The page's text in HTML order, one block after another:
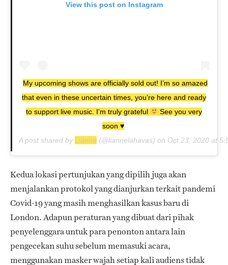
View this post on Instagram
My upcoming shows are officially sold out! I’m so amazed
that even in these uncertain times, you’re here and ready
to support live music. I’m truly grateful
See you very
soon ♥️
A post shared by Lianne (@liannelahavas) on Oct 23, 2020 at
Kedua lokasi pertunjukan yang dipilih juga akan
menjalankan protokol yang dianjurkan terkait pandemi
Covid-19 yang masih menghasilkan kasus baru di
London. Adapun peraturan yang dibuat dari pihak
penyelenggara untuk para penonton antara lain
pengecekan suhu sebelum memasuki acara,
menggunakan masker wajah setiap kali audiens tidak